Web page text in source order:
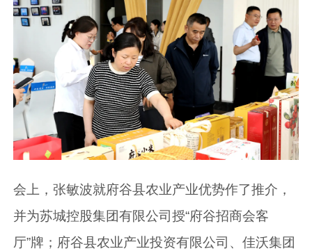
会上，张敏波就府谷县农业产业优势作了推介，
并为苏城控股集团有限公司授“府谷招商会客
厅”牌；府谷县农业产业投资有限公司、佳沃集团